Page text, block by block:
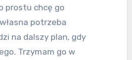
prostu chcę go
potrzeba
na dalszy plan, gdy
Trzymam go w